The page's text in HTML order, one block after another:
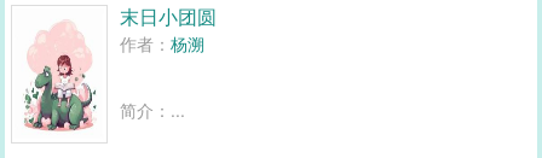
末日小团圆
作者：杨溯
简介：...